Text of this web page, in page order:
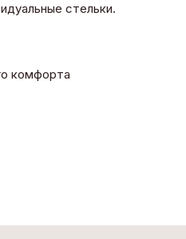
стельки.
комфорта